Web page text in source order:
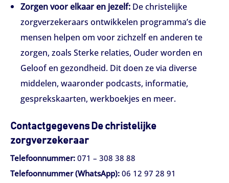
Zorgen voor elkaar en jezelf: De christelijke
zorgverzekeraars ontwikkelen programma’s die
mensen helpen om voor zichzelf en anderen te
zorgen, zoals Sterke relaties, Ouder worden en
Geloof en gezondheid. Dit doen ze via diverse
middelen, waaronder podcasts, informatie,
gesprekskaarten, werkboekjes en meer.
Contactgegevens De christelijke
zorgverzekeraar
Telefoonnummer: 071 – 308 38 88
Telefoonnummer (WhatsApp): 06 12 97 28 91